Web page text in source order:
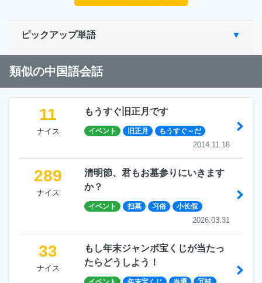
ピックアップ単語
類似の中国語会話
11
ナイス
もうすぐ旧正月です
イベント 旧正月 もうすぐ～だ
2014.11.18
289
ナイス
清明節、君もお墓参りにいきます
か？
イベント 扫墓 习俗 小长假
2026.03.31
33
ナイス
もし年末ジャンボ宝くじが当たっ
たらどうしよう！